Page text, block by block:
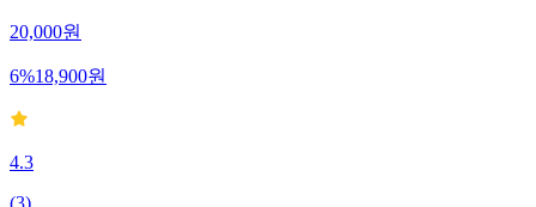
20,000원
6%18,900원
4.3
(3)